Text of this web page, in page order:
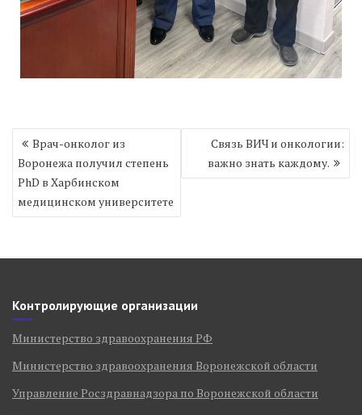
Навигация
по
записям
Врач-онколог из
Воронежа получил степень
PhD в Харбинском
медицинском университете
Связь ВИЧ и онкологии:
важно знать каждому.
Контролирующие организации
Министерство здравоохранения РФ
Министерство здравоохранения Воронежской области
Управление Росздравнадзора по Воронежской области